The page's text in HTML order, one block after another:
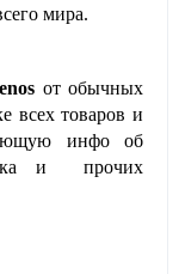
мира.
от обычных
всех товаров и
инфо об
и прочих